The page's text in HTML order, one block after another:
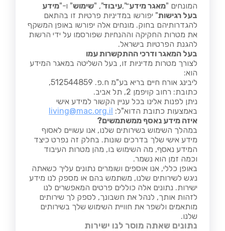
המונחים "מאגר מידע״",עיבוד", "שימוש" ו-"מידע
בעל רגישות" יפורשו במדיניות פרטיות זו בהתאם
להגדרותיהם בחוק. מונחים אלה יפורשו באופן המשקף
את מטרות החקיקה וההנחיות שפורסמו על ידי הרשות
להגנת הפרטיות בישראל.
בעל המאגר ודרכי ההתקשרות עמו
לצורך מטרות מדיניות זו, בעל השליטה במאגר המידע
הוא:
ליבינג אורח חיים בריא בע"מ ח.פ. 512544859,
כתובת: רחוב קויפמן 2, תל אביב.
ניתן לפנות אלינו בכל עניין הקשור למידע אישי
באמצעות כתובת הדוא"ל: living@mac.org.il
איזה מידע נאסף ממשתמשים?
במהלך השימוש בשירותים שלנו, אנו עשויים לאסוף
מידע אישי שלך בדרכים שונות. בחלק זה נפרט כיצד
המידע נאסף, מה השימוש בו, מהן מטרות העיבוד
וכמה זמן הוא נשמר.
באופן כללי, אנו אוספים ושומרים נתונים עליך כשאתה
ניגש לשירותים שלנו, משתמש בהם או מספק לנו מידע
ישירות. נתונים אלה כוללים פרטים המאפשרים לנו
לזהות אותך, לנהל את חשבונך, לספק לך שירותים
מותאמים ולשפר את חוויית השימוש שלך בשירותים
שלנו.
נתונים שאתה מוסר לנו ישירות